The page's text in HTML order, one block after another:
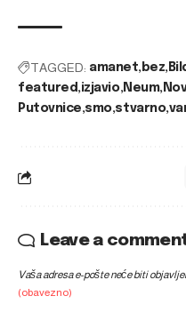
TAGGED: amanet bez
featured izjavio Neum
Putovnice smo stvarno
Leave a
Vaša adresa e-pošte neće biti
(obavezno)